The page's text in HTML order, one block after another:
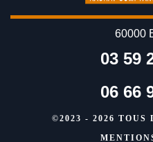
60000
03 59
06 66
©2023 - 2026 TOUS